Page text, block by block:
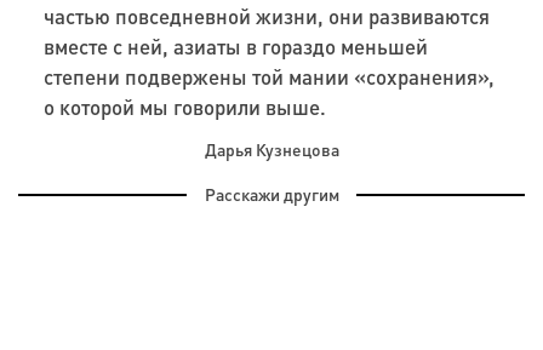
частью повседневной жизни, они развиваются
вместе с ней, азиаты в гораздо меньшей
степени подвержены той мании «сохранения»,
о которой мы говорили выше.
Дарья Кузнецова
Расскажи другим